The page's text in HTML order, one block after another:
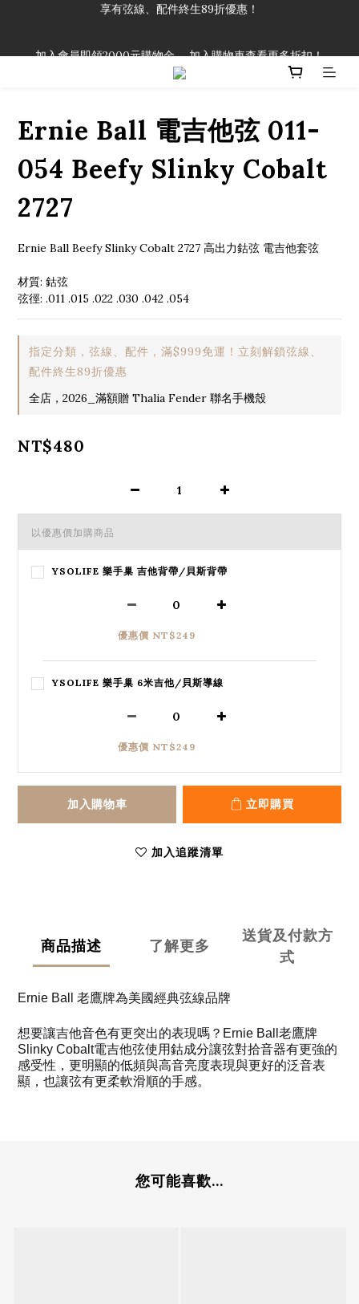
「一生弦命！」單筆購買弦線、配件滿$999（不含運費），即可
Ernie Ball 電吉他弦 011-
054 Beefy Slinky Cobalt
2727
Ernie Ball Beefy Slinky Cobalt 2727 高出力鈷弦 電吉他套弦
材質: 鈷弦
弦徑: .011 .015 .022 .030 .042 .054
指定分類，弦線、配件，滿$999免運！立刻解鎖弦線、
配件終生89折優惠
全店，2026_滿額贈 Thalia Fender 聯名手機殼
NT$480
以優惠價加購商品
YSOLIFE 樂手巢 吉他背帶/貝斯背帶
優惠價 NT$249
YSOLIFE 樂手巢 6米吉他/貝斯導線
優惠價 NT$249
加入購物車 立即購買
加入追蹤清單
商品描述 了解更多
送貨及付款方
式
Ernie Ball 老鷹牌為美國經典弦線品牌
想要讓吉他音色有更突出的表現嗎？Ernie Ball老鷹牌
Slinky Cobalt電吉他弦使用鈷成分讓弦對拾音器有更強的
感受性，更明顯的低頻與高音亮度表現與更好的泛音表
顯，也讓弦有更柔軟滑順的手感。
您可能喜歡...